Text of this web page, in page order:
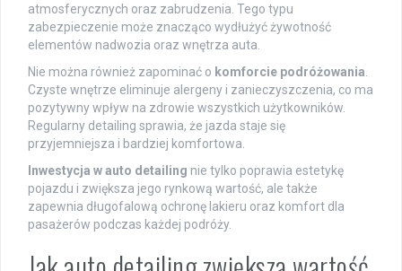
atmosferycznych oraz zabrudzenia. Tego typu
zabezpieczenie może znacząco wydłużyć żywotność
elementów nadwozia oraz wnętrza auta.
Nie można również zapominać o komforcie podróżowania.
Czyste wnętrze eliminuje alergeny i zanieczyszczenia, co ma
pozytywny wpływ na zdrowie wszystkich użytkowników.
Regularny detailing sprawia, że jazda staje się
przyjemniejsza i bardziej komfortowa.
Inwestycja w auto detailing nie tylko poprawia estetykę
pojazdu i zwiększa jego rynkową wartość, ale także
zapewnia długofalową ochronę lakieru oraz komfort dla
pasażerów podczas każdej podróży.